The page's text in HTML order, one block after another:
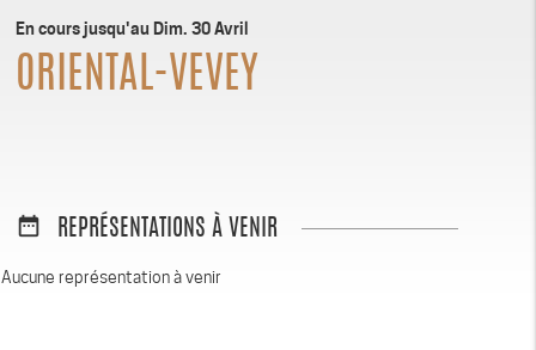
En cours jusqu'au Dim. 30 Avril
ORIENTAL-VEVEY
date_range REPRÉSENTATIONS À VENIR
Aucune représentation à venir